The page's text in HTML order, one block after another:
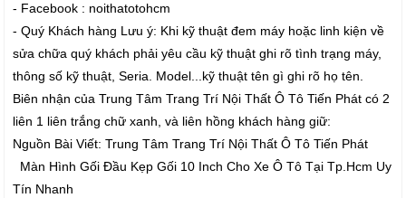
- Facebook : noithatotohcm
- Quý Khách hàng Lưu ý: Khi kỹ thuật đem máy hoặc linh kiện về
sửa chữa quý khách phải yêu cầu kỹ thuật ghi rõ tình trạng máy,
thông số kỹ thuật, Seria. Model...kỹ thuật tên gì ghi rõ họ tên.
Biên nhận của Trung Tâm Trang Trí Nội Thất Ô Tô Tiến Phát có 2
liên 1 liên trắng chữ xanh, và liên hồng khách hàng giữ:
Nguồn Bài Viết: Trung Tâm Trang Trí Nội Thất Ô Tô Tiến Phát
Màn Hình Gối Đầu Kẹp Gối 10 Inch Cho Xe Ô Tô Tại Tp.Hcm Uy
Tín Nhanh